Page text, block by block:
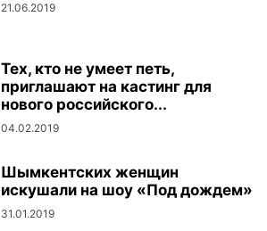
21.06.2019
Тех, кто не умеет петь,
приглашают на кастинг для
нового российского...
04.02.2019
Шымкентских женщин
искушали на шоу «Под дождем»
31.01.2019